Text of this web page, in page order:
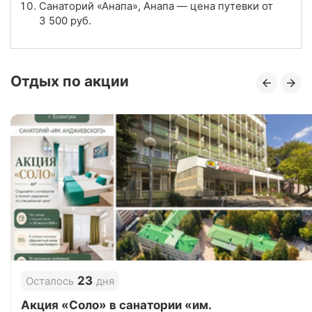
Санаторий «Анапа», Анапа
Цена в сутки от3 500руб.
Рейтинг 3.8
Отзывы 4 отзывов
Санаторий «Малая бухта», Анапа
Цена в сутки от3 270руб.
Рейтинг 4.2
Отзывы 6 отзывов
Санаторий «Маяк», Анапа
Санаторий «Анапа», Анапа — цена путевки от
3 500 руб.
Отдых по акции
Осталось 23 дня
Акция «Соло» в санатории «им.